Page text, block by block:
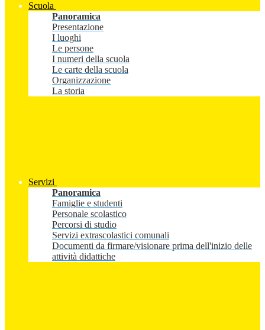
Scuola
Panoramica
Presentazione
I luoghi
Le persone
I numeri della scuola
Le carte della scuola
Organizzazione
La storia
Servizi
Panoramica
Famiglie e studenti
Personale scolastico
Percorsi di studio
Servizi extrascolastici comunali
Documenti da firmare/visionare prima dell'inizio delle
attività didattiche